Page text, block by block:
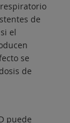
de
el
se
de
puede